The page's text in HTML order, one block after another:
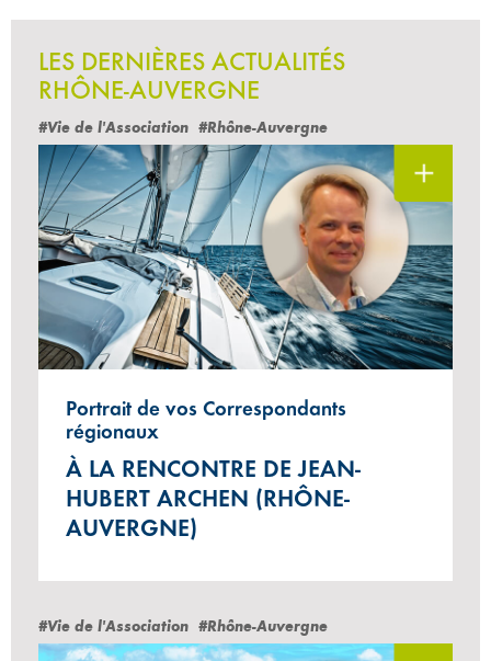
LES DERNIÈRES ACTUALITÉS
RHÔNE-AUVERGNE
#Vie de l'Association #Rhône-Auvergne
Portrait de vos Correspondants
régionaux
À LA RENCONTRE DE JEAN-
HUBERT ARCHEN (RHÔNE-
AUVERGNE)
#Vie de l'Association #Rhône-Auvergne